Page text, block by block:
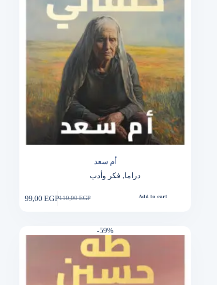
أم سعد
دراما, فكر وأدب
110,00EGP
Original
99,00 EGPCurrent
Add to cart
-59%